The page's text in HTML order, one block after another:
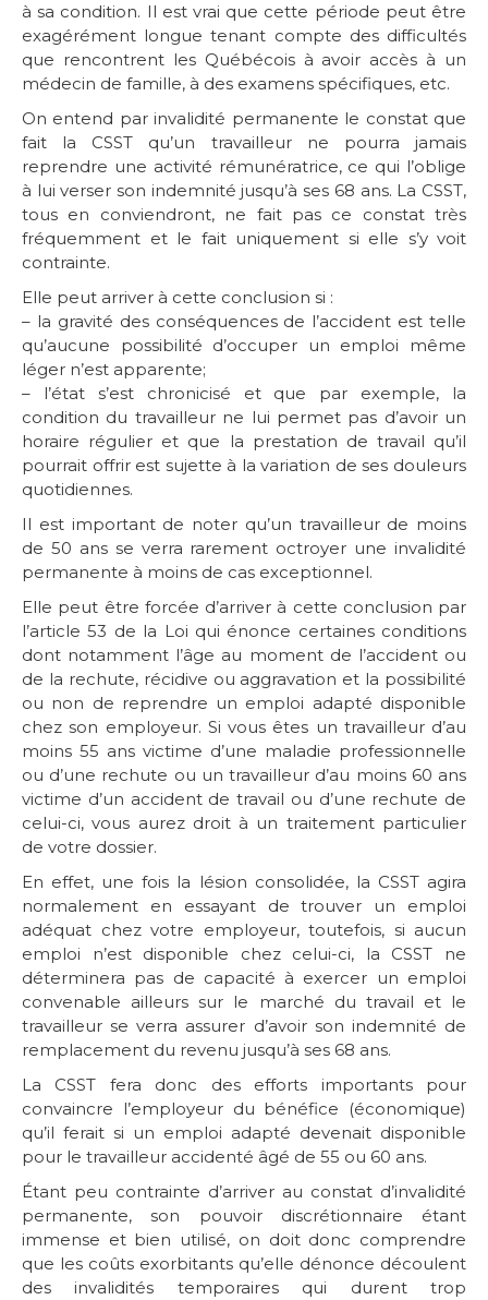
à sa condition. Il est vrai que cette période peut être
exagérément longue tenant compte des difficultés
que rencontrent les Québécois à avoir accès à un
médecin de famille, à des examens spécifiques, etc.
On entend par invalidité permanente le constat que
fait la CSST qu’un travailleur ne pourra jamais
reprendre une activité rémunératrice, ce qui l’oblige
à lui verser son indemnité jusqu’à ses 68 ans. La CSST,
tous en conviendront, ne fait pas ce constat très
fréquemment et le fait uniquement si elle s’y voit
contrainte.
Elle peut arriver à cette conclusion si :
– la gravité des conséquences de l’accident est telle
qu’aucune possibilité d’occuper un emploi même
léger n’est apparente;
– l’état s’est chronicisé et que par exemple, la
condition du travailleur ne lui permet pas d’avoir un
horaire régulier et que la prestation de travail qu’il
pourrait offrir est sujette à la variation de ses douleurs
quotidiennes.
Il est important de noter qu’un travailleur de moins
de 50 ans se verra rarement octroyer une invalidité
permanente à moins de cas exceptionnel.
Elle peut être forcée d’arriver à cette conclusion par
l’article 53 de la Loi qui énonce certaines conditions
dont notamment l’âge au moment de l’accident ou
de la rechute, récidive ou aggravation et la possibilité
ou non de reprendre un emploi adapté disponible
chez son employeur. Si vous êtes un travailleur d’au
moins 55 ans victime d’une maladie professionnelle
ou d’une rechute ou un travailleur d’au moins 60 ans
victime d’un accident de travail ou d’une rechute de
celui-ci, vous aurez droit à un traitement particulier
de votre dossier.
En effet, une fois la lésion consolidée, la CSST agira
normalement en essayant de trouver un emploi
adéquat chez votre employeur, toutefois, si aucun
emploi n’est disponible chez celui-ci, la CSST ne
déterminera pas de capacité à exercer un emploi
convenable ailleurs sur le marché du travail et le
travailleur se verra assurer d’avoir son indemnité de
remplacement du revenu jusqu’à ses 68 ans.
La CSST fera donc des efforts importants pour
convaincre l’employeur du bénéfice (économique)
qu’il ferait si un emploi adapté devenait disponible
pour le travailleur accidenté âgé de 55 ou 60 ans.
Étant peu contrainte d’arriver au constat d’invalidité
permanente, son pouvoir discrétionnaire étant
immense et bien utilisé, on doit donc comprendre
que les coûts exorbitants qu’elle dénonce découlent
des invalidités temporaires qui durent trop